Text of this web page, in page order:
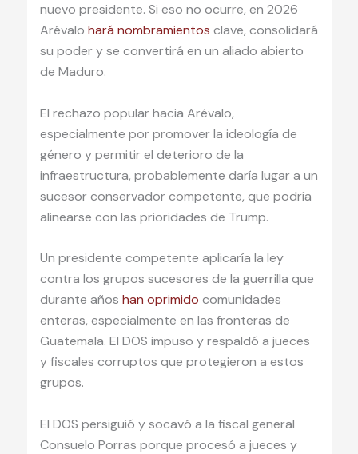
nuevo presidente. Si eso no ocurre, en 2026
Arévalo hará nombramientos clave, consolidará
su poder y se convertirá en un aliado abierto
de Maduro.
El rechazo popular hacia Arévalo,
especialmente por promover la ideología de
género y permitir el deterioro de la
infraestructura, probablemente daría lugar a un
sucesor conservador competente, que podría
alinearse con las prioridades de Trump.
Un presidente competente aplicaría la ley
contra los grupos sucesores de la guerrilla que
durante años han oprimido comunidades
enteras, especialmente en las fronteras de
Guatemala. El DOS impuso y respaldó a jueces
y fiscales corruptos que protegieron a estos
grupos.
El DOS persiguió y socavó a la fiscal general
Consuelo Porras porque procesó a jueces y